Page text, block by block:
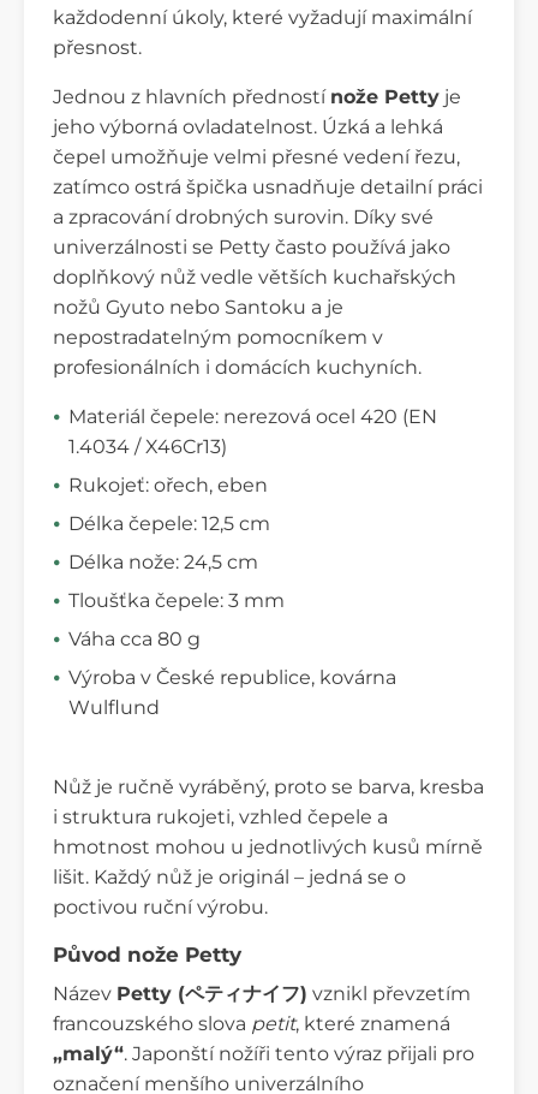
každodenní úkoly, které vyžadují maximální
přesnost.
Jednou z hlavních předností nože Petty je
jeho výborná ovladatelnost. Úzká a lehká
čepel umožňuje velmi přesné vedení řezu,
zatímco ostrá špička usnadňuje detailní práci
a zpracování drobných surovin. Díky své
univerzálnosti se Petty často používá jako
doplňkový nůž vedle větších kuchařských
nožů Gyuto nebo Santoku a je
nepostradatelným pomocníkem v
profesionálních i domácích kuchyních.
Materiál čepele: nerezová ocel 420 (EN
1.4034 / X46Cr13)
Rukojeť: ořech, eben
Délka čepele: 12,5 cm
Délka nože: 24,5 cm
Tloušťka čepele: 3 mm
Váha cca 80 g
Výroba v České republice, kovárna
Wulflund
Nůž je ručně vyráběný, proto se barva, kresba
i struktura rukojeti, vzhled čepele a
hmotnost mohou u jednotlivých kusů mírně
lišit. Každý nůž je originál – jedná se o
poctivou ruční výrobu.
Původ nože Petty
Název Petty (ペティナイフ) vznikl převzetím
francouzského slova petit, které znamená
„malý“. Japonští nožíři tento výraz přijali pro
označení menšího univerzálního